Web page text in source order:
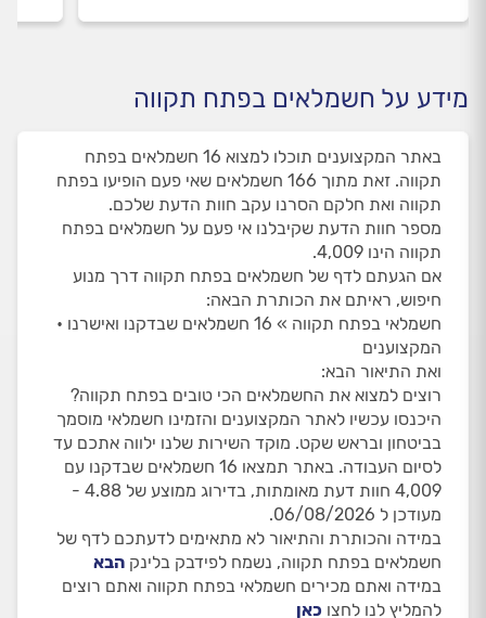
מידע על חשמלאים בפתח תקווה
באתר המקצוענים תוכלו למצוא 16 חשמלאים בפתח
תקווה. זאת מתוך 166 חשמלאים שאי פעם הופיעו בפתח
תקווה ואת חלקם הסרנו עקב חוות הדעת שלכם.
מספר חוות הדעת שקיבלנו אי פעם על חשמלאים בפתח
תקווה הינו 4,009.
אם הגעתם לדף של חשמלאים בפתח תקווה דרך מנוע
חיפוש, ראיתם את הכותרת הבאה:
חשמלאי בפתח תקווה » 16 חשמלאים שבדקנו ואישרנו •
המקצוענים
ואת התיאור הבא:
רוצים למצוא את החשמלאים הכי טובים בפתח תקווה?
היכנסו עכשיו לאתר המקצוענים והזמינו חשמלאי מוסמך
בביטחון ובראש שקט. מוקד השירות שלנו ילווה אתכם עד
לסיום העבודה. באתר תמצאו 16 חשמלאים שבדקנו עם
4,009 חוות דעת מאומתות, בדירוג ממוצע של 4.88 -
מעודכן ל 06/08/2026.
במידה והכותרת והתיאור לא מתאימים לדעתכם לדף של
חשמלאים בפתח תקווה, נשמח לפידבק בלינק הבא
במידה ואתם מכירים חשמלאי בפתח תקווה ואתם רוצים
להמליץ לנו לחצו כאן